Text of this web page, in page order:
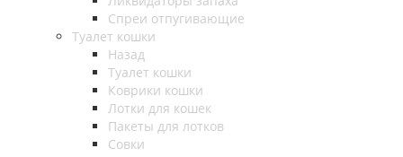
Спреи отпугивающие
Туалет кошки
Назад
Туалет кошки
Коврики кошки
Лотки для кошек
Пакеты для лотков
Совки